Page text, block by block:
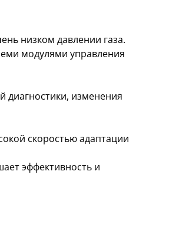
низком давлении газа.
модулями управления
диагностики, изменения
скоростью адаптации
эффективность и